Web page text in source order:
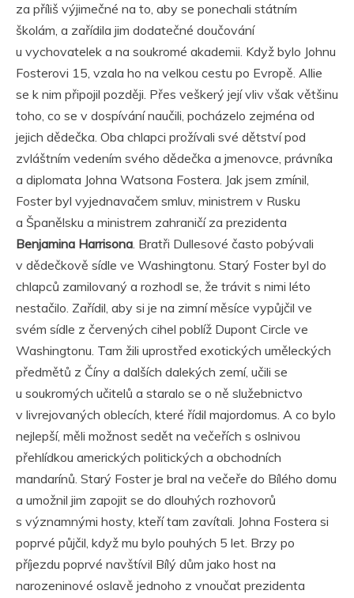
za příliš výjimečné na to, aby se ponechali státním
školám, a zařídila jim dodatečné doučování
u vychovatelek a na soukromé akademii. Když bylo Johnu
Fosterovi 15, vzala ho na velkou cestu po Evropě. Allie
se k nim připojil později. Přes veškerý její vliv však většinu
toho, co se v dospívání naučili, pocházelo zejména od
jejich dědečka. Oba chlapci prožívali své dětství pod
zvláštním vedením svého dědečka a jmenovce, právníka
a diplomata Johna Watsona Fostera. Jak jsem zmínil,
Foster byl vyjednavačem smluv, ministrem v Rusku
a Španělsku a ministrem zahraničí za prezidenta
Benjamina Harrisona. Bratři Dullesové často pobývali
v dědečkově sídle ve Washingtonu. Starý Foster byl do
chlapců zamilovaný a rozhodl se, že trávit s nimi léto
nestačilo. Zařídil, aby si je na zimní měsíce vypůjčil ve
svém sídle z červených cihel poblíž Dupont Circle ve
Washingtonu. Tam žili uprostřed exotických uměleckých
předmětů z Číny a dalších dalekých zemí, učili se
u soukromých učitelů a staralo se o ně služebnictvo
v livrejovaných oblecích, které řídil majordomus. A co bylo
nejlepší, měli možnost sedět na večeřích s oslnivou
přehlídkou amerických politických a obchodních
mandarínů. Starý Foster je bral na večeře do Bílého domu
a umožnil jim zapojit se do dlouhých rozhovorů
s významnými hosty, kteří tam zavítali. Johna Fostera si
poprvé půjčil, když mu bylo pouhých 5 let. Brzy po
příjezdu poprvé navštívil Bílý dům jako host na
narozeninové oslavě jednoho z vnoučat prezidenta